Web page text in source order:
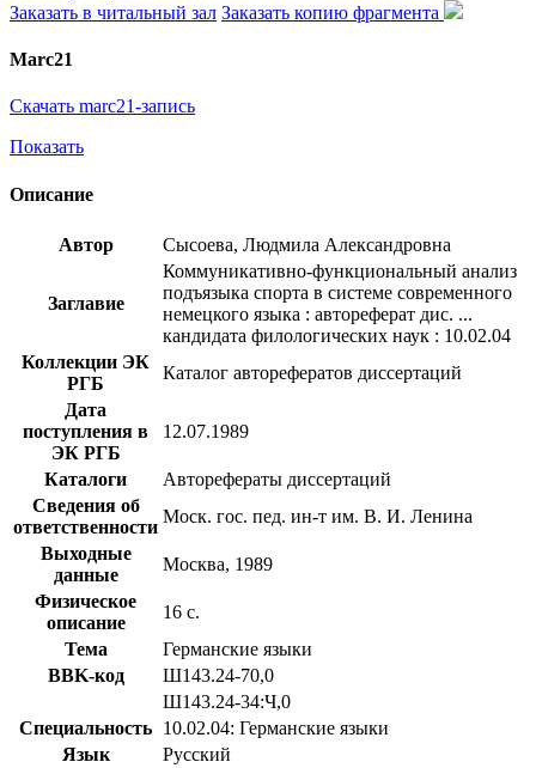
Заказать в читальный зал Заказать копию фрагмента
Marc21
Скачать marc21-запись
Показать
Описание
Автор Сысоева, Людмила Александровна
Заглавие
Коммуникативно-функциональный анализ
подъязыка спорта в системе современного
немецкого языка : автореферат дис. ...
кандидата филологических наук : 10.02.04
Коллекции ЭК
РГБ
Каталог авторефератов диссертаций
Дата
поступления в
ЭК РГБ
12.07.1989
Каталоги
Авторефераты диссертаций
Сведения об
ответственности
Моск. гос. пед. ин-т им. В. И. Ленина
Выходные
данные
Москва, 1989
Физическое
описание
16 с.
Тема
Германские языки
BBK-код
Ш143.24-70,0
Ш143.24-34:Ч,0
Специальность 10.02.04: Германские языки
Язык
Русский